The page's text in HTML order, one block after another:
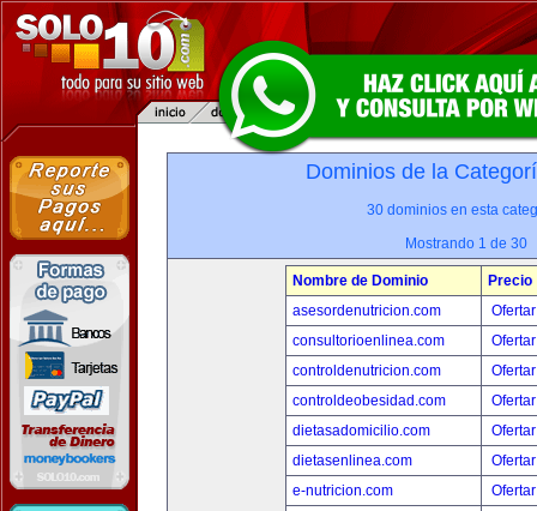
Dominios de la
30 dominios en esta
Mostrando 1 de 30
Nombre de Dominio
Precio
asesordenutricion.com
consultorioenlinea.com
controldenutricion.com
controldeobesidad.com
dietasadomicilio.com
dietasenlinea.com
e-nutricion.com